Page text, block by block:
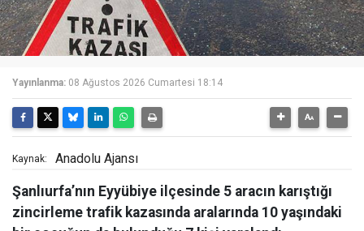
Yayınlanma: 08 Ağustos 2026 Cumartesi 18:14
Kaynak: Anadolu Ajansı
Şanlıurfa’nın Eyyübiye ilçesinde 5 aracın karıştığı
zincirleme trafik kazasında aralarında 10 yaşındaki